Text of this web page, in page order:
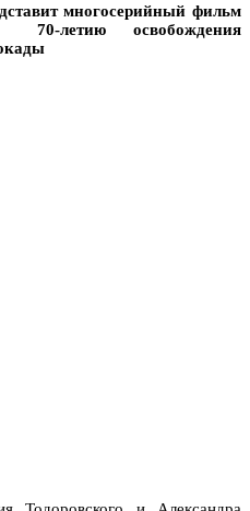
многосерийный фильм
летию освобождения